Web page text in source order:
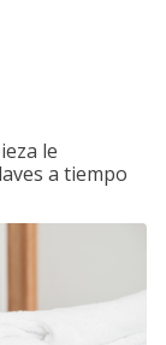
le
a tiempo